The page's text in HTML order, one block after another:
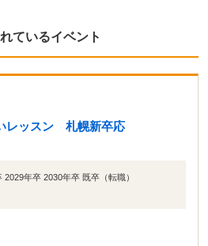
ているイベント
レッスン 札幌新卒応
2029年卒 2030年卒 既卒（転職）